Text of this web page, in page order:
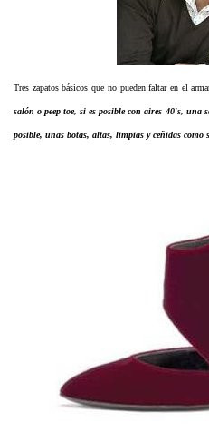
Tres zapatos básicos que no pueden faltar en el
salón o peep toe, si es posible con aires 40's, una
posible, unas botas, altas, limpias y ceñidas como